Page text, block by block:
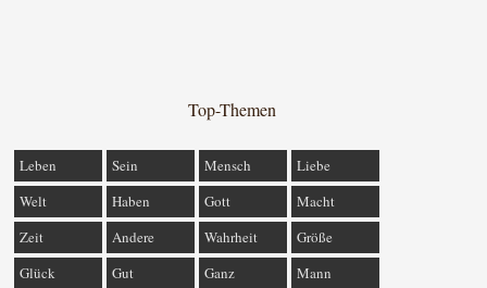
Top-Themen
Leben Sein Mensch
Liebe
Welt
Haben Gott
Macht
Zeit
Andere Wahrheit
Größe
Glück
Gut Ganz Mann